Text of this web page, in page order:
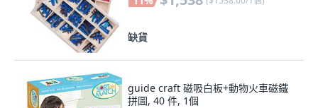
缺貨
guide craft 磁吸白板+動物火車磁鐵
拼圖, 40 件, 1個